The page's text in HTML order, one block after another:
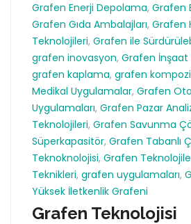
Grafen Enerji Depolama, Grafen
Grafen Gıda Ambalajları, Grafen
Teknolojileri, Grafen ile
grafen inovasyon, Grafen İnşaat
grafen kaplama, grafen
Medikal Uygulamalar, Grafen
Uygulamaları, Grafen Pazar
Teknolojileri, Grafen Savunma
Süperkapasitör, Grafen Tabanlı
Teknoknolojisi, Grafen
Teknikleri, grafen uygulamaları,
Yüksek İletkenlik Grafeni
Grafen Teknolojisi